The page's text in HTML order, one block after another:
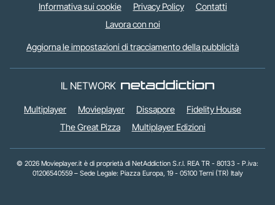
Informativa sui cookie Privacy Policy
Contatti
Lavora con noi
Aggiorna le impostazioni di tracciamento della pubblicità
IL NETWORK
Multiplayer Movieplayer Dissapore
Fidelity House
The Great Pizza
Multiplayer Edizioni
© 2026 Movieplayer.it è di proprietà di NetAddiction S.r.l. REA TR - 80133 - P.iva:
01206540559 – Sede Legale: Piazza Europa, 19 - 05100 Terni (TR) Italy